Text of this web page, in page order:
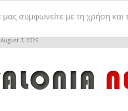
μας συμφωνείτε με τη χρήση
7, 2026